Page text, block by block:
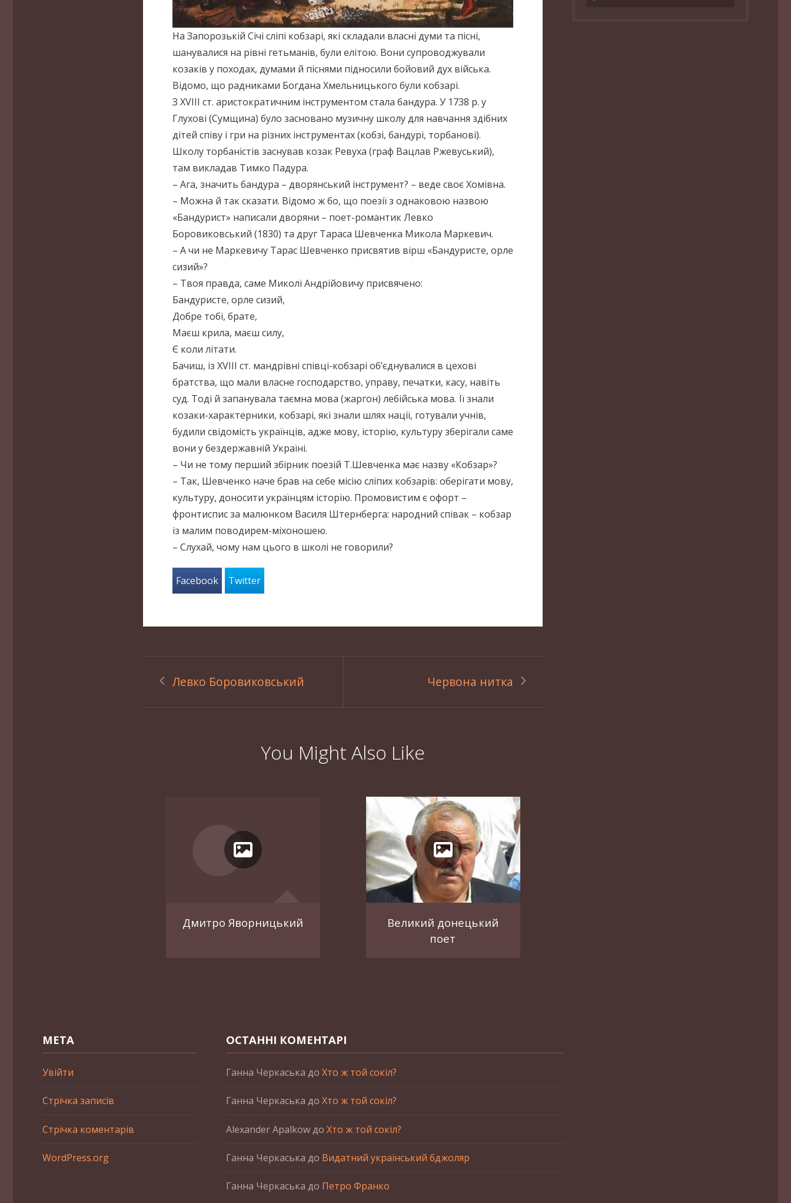
На Запорозькій Січі сліпі кобзарі, які складали власні думи та пісні,
шанувалися на рівні гетьманів, були елітою. Вони супроводжували
козаків у походах, думами й піснями підносили бойовий дух війська.
Відомо, що радниками Богдана Хмельницького були кобзарі.
З XVIII ст. аристократичним інструментом стала бандура. У 1738 р. у
Глухові (Сумщина) було засновано музичну школу для навчання здібних
дітей співу і гри на різних інструментах (кобзі, бандурі, торбанові).
Школу торбаністів заснував козак Ревуха (граф Вацлав Ржевуський),
там викладав Тимко Падура.
– Ага, значить бандура – дворянський інструмент? – веде своє Хомівна.
– Можна й так сказати. Відомо ж бо, що поезії з однаковою назвою
«Бандурист» написали дворяни – поет-романтик Левко
Боровиковський (1830) та друг Тараса Шевченка Микола Маркевич.
– А чи не Маркевичу Тарас Шевченко присвятив вірш «Бандуристе, орле
сизий»?
– Твоя правда, саме Миколі Андрійовичу присвячено:
Бандуристе, орле сизий,
Добре тобі, брате,
Маєш крила, маєш силу,
Є коли літати.
Бачиш, із XVIII ст. мандрівні співці-кобзарі об’єднувалися в цехові
братства, що мали власне господарство, управу, печатки, касу, навіть
суд. Тоді й запанувала таємна мова (жаргон) лебійська мова. Її знали
козаки-характерники, кобзарі, які знали шлях нації, готували учнів,
будили свідомість українців, адже мову, історію, культуру зберігали саме
вони у бездержавній Україні.
– Чи не тому перший збірник поезій Т.Шевченка має назву «Кобзар»?
– Так, Шевченко наче брав на себе місію сліпих кобзарів: оберігати мову,
культуру, доносити українцям історію. Промовистим є офорт –
фронтиспис за малюнком Василя Штернберга: народний співак – кобзар
із малим поводирем-міхоношею.
– Слухай, чому нам цього в школі не говорили?
Facebook Twitter
Левко Боровиковський Червона нитка
You Might Also Like
Дмитро Яворницький
Великий донецький
поет
МЕТА
Увійти
Стрічка записів
Стрічка коментарів
WordPress.org
ОСТАННІ КОМЕНТАРІ
Ганна Черкаська до Хто ж той сокіл?
Ганна Черкаська до Хто ж той сокіл?
Alexander Apalkowдо Хто ж той сокіл?
Ганна Черкаська до Видатний український бджоляр
Ганна Черкаська до Петро Франко